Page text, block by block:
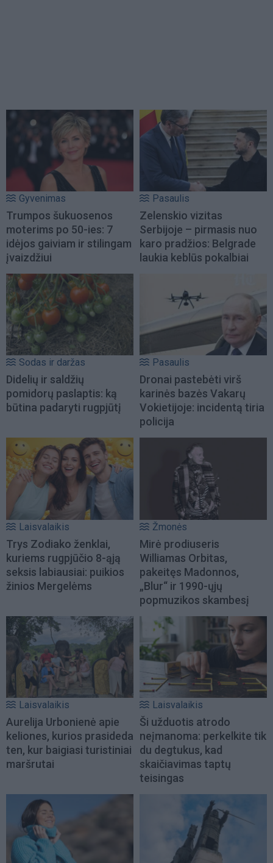
Gyvenimas
Trumpos šukuosenos
moterims po 50-ies: 7
idėjos gaiviam ir stilingam
įvaizdžiui
Pasaulis
Zelenskio vizitas
Serbijoje – pirmasis nuo
karo pradžios: Belgrade
laukia keblūs pokalbiai
Sodas ir daržas
Didelių ir saldžių
pomidorų paslaptis: ką
būtina padaryti rugpjūtį
Pasaulis
Dronai pastebėti virš
karinės bazės Vakarų
Vokietijoje: incidentą tiria
policija
Laisvalaikis
Trys Zodiako ženklai,
kuriems rugpjūčio 8-ąją
seksis labiausiai: puikios
žinios Mergelėms
Žmonės
Mirė prodiuseris
Williamas Orbitas,
pakeitęs Madonnos,
„Blur“ ir 1990-ųjų
popmuzikos skambesį
Laisvalaikis
Aurelija Urbonienė apie
keliones, kurios prasideda
ten, kur baigiasi turistiniai
maršrutai
Laisvalaikis
Ši užduotis atrodo
neįmanoma: perkelkite tik
du degtukus, kad
skaičiavimas taptų
teisingas